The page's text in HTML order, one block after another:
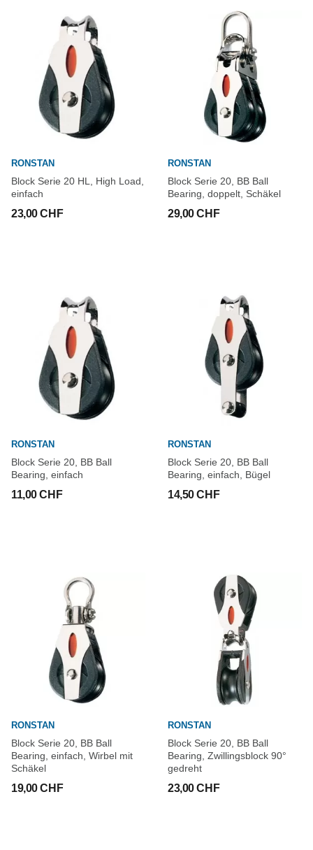
RONSTAN
Block Serie 20 HL, High Load,
einfach
23,00 CHF
RONSTAN
Block Serie 20, BB Ball
Bearing, doppelt, Schäkel
29,00 CHF
RONSTAN
Block Serie 20, BB Ball
Bearing, einfach
11,00 CHF
RONSTAN
Block Serie 20, BB Ball
Bearing, einfach, Bügel
14,50 CHF
RONSTAN
Block Serie 20, BB Ball
Bearing, einfach, Wirbel mit
Schäkel
19,00 CHF
RONSTAN
Block Serie 20, BB Ball
Bearing, Zwillingsblock 90°
gedreht
23,00 CHF